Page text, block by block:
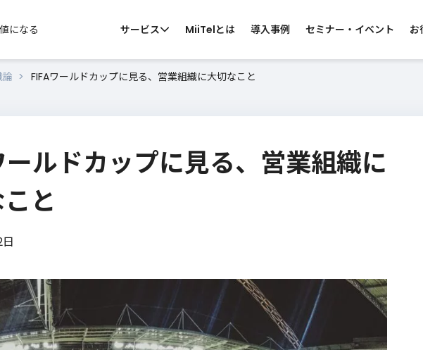
になる サービス
セールス向け コールセンター向け カスタマー
MiiTelとは 導入事例 セミナー・イベント お
ウ資料 資料ダウンロード
FIFAワールドカップに見る、営業組織に大切なこと
ールドカップに見る、営業組織に
と